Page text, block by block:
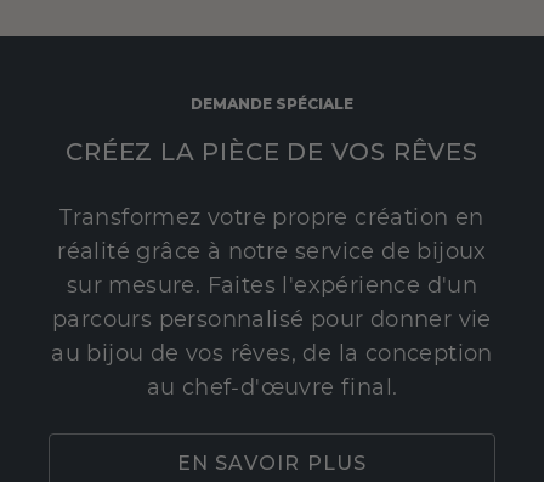
DEMANDE SPÉCIALE
CRÉEZ LA PIÈCE DE VOS RÊVES
Transformez votre propre création en
réalité grâce à notre service de bijoux
sur mesure. Faites l'expérience d'un
parcours personnalisé pour donner vie
au bijou de vos rêves, de la conception
au chef-d'œuvre final.
EN SAVOIR PLUS